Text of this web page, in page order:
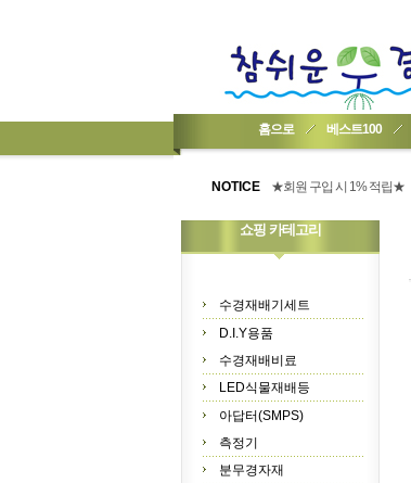
홈으로 베스트100
NOTICE
★회원 구입 시 1% 적립★
쇼핑 카테고리
수경재배기세트
D.I.Y용품
수경재배비료
LED식물재배등
아답터(SMPS)
측정기
분무경자재